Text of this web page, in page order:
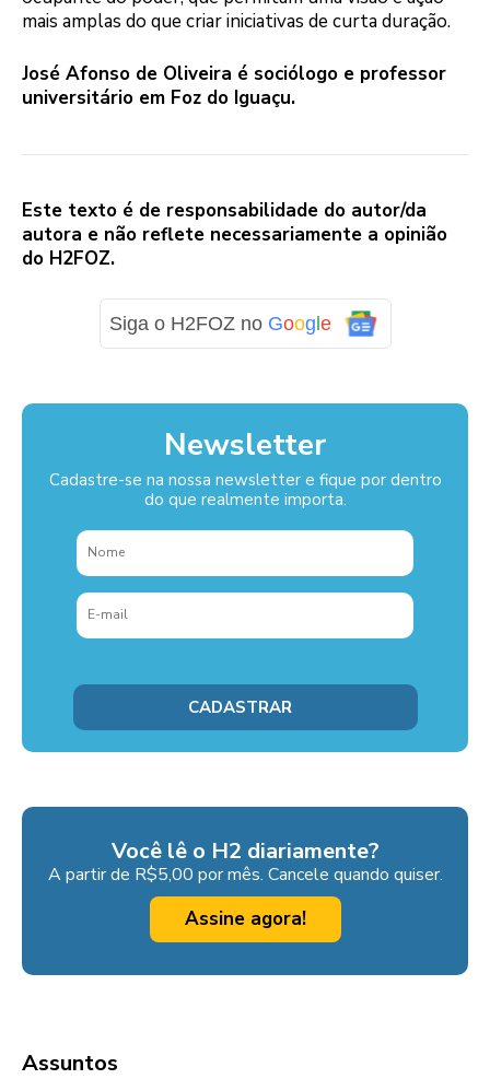
mais amplas do que criar iniciativas de curta duração.
José Afonso de Oliveira é sociólogo e professor
universitário em Foz do Iguaçu.
Este texto é de responsabilidade do autor/da
autora e não reflete necessariamente a opinião
do H2FOZ.
Siga o H2FOZ no Goog e
Newsletter
Cadastre-se na nossa newsletter e fique por dentro
do que realmente importa.
Você lê o H2 diariamente?
A partir de R$5,00 por mês. Cancele quando quiser.
Assine agora!
Assuntos